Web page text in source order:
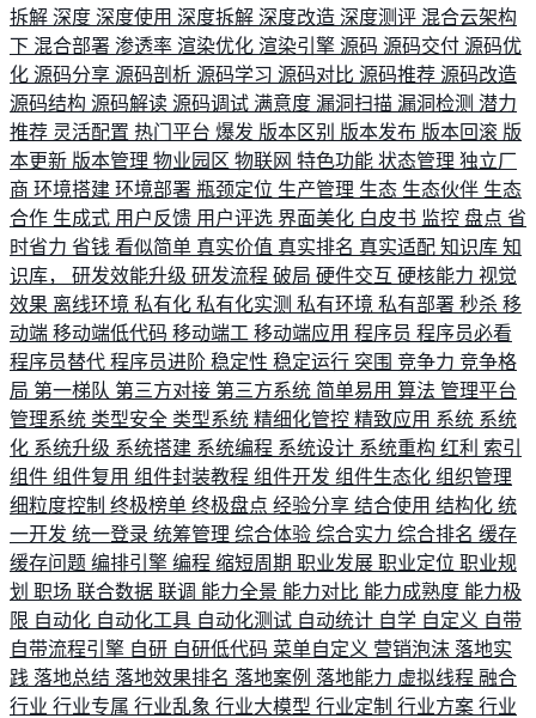
拆解 深度 深度使用 深度拆解 深度改造 深度测评 混合云架构
下 混合部署 渗透率 渲染优化 渲染引擎 源码 源码交付 源码优
化 源码分享 源码剖析 源码学习 源码对比 源码推荐 源码改造
源码结构 源码解读 源码调试 满意度 漏洞扫描 漏洞检测 潜力
推荐 灵活配置 热门平台 爆发 版本区别 版本发布 版本回滚 版
本更新 版本管理 物业园区 物联网 特色功能 状态管理 独立厂
商 环境搭建 环境部署 瓶颈定位 生产管理 生态 生态伙伴 生态
合作 生成式 用户反馈 用户评选 界面美化 白皮书 监控 盘点 省
时省力 省钱 看似简单 真实价值 真实排名 真实适配 知识库 知
识库， 研发效能升级 研发流程 破局 硬件交互 硬核能力 视觉
效果 离线环境 私有化 私有化实测 私有环境 私有部署 秒杀 移
动端 移动端低代码 移动端工 移动端应用 程序员 程序员必看
程序员替代 程序员进阶 稳定性 稳定运行 突围 竞争力 竞争格
局 第一梯队 第三方对接 第三方系统 简单易用 算法 管理平台
管理系统 类型安全 类型系统 精细化管控 精致应用 系统 系统
化 系统升级 系统搭建 系统编程 系统设计 系统重构 红利 索引
组件 组件复用 组件封装教程 组件开发 组件生态化 组织管理
细粒度控制 终极榜单 终极盘点 经验分享 结合使用 结构化 统
一开发 统一登录 统筹管理 综合体验 综合实力 综合排名 缓存
缓存问题 编排引擎 编程 缩短周期 职业发展 职业定位 职业规
划 职场 联合数据 联调 能力全景 能力对比 能力成熟度 能力极
限 自动化 自动化工具 自动化测试 自动统计 自学 自定义 自带
自带流程引擎 自研 自研低代码 菜单自定义 营销泡沫 落地实
践 落地总结 落地效果排名 落地案例 落地能力 虚拟线程 融合
行业 行业专属 行业乱象 行业大模型 行业定制 行业方案 行业